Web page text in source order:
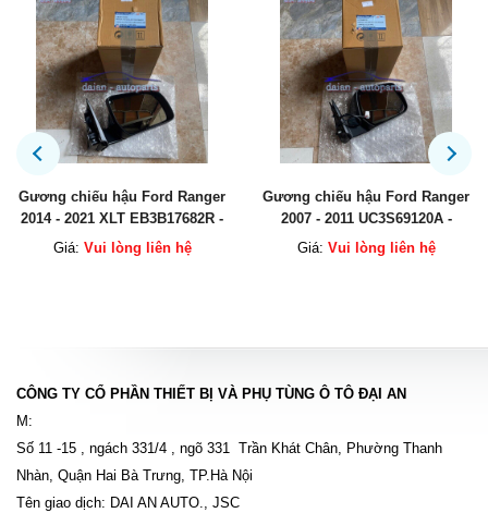
Gương chiếu hậu Ford Ranger
2007 - 2011 UC3S69120A -
UC3S69180A
Giá: Vui lòng liên hệ
Gương chiếu hậu Mazda 6
2018 - 2020 5S có cảnh báo
GRW969121A / GRW969181A
Giá: Vui lòng liên hệ
CÔNG TY CỔ PHẦN THIẾT BỊ VÀ PHỤ TÙNG Ô TÔ ĐẠI AN
M:
Số 11 -15 , ngách 331/4 , ngõ 331 Trần Khát Chân, Phường Thanh
Nhàn, Quận Hai Bà Trưng, TP.Hà Nội
Tên giao dịch: DAI AN AUTO., JSC